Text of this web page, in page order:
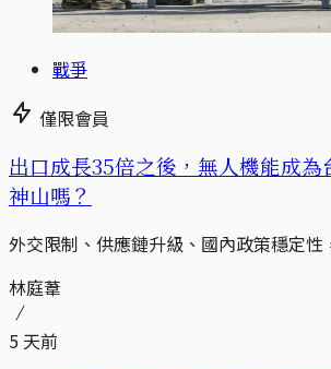
戰爭
僅限會員
出口成長35倍之後，無人機能成為
神山嗎？
外交限制、供應鏈升級、國內政策穩定性
林庭葦
5 天前